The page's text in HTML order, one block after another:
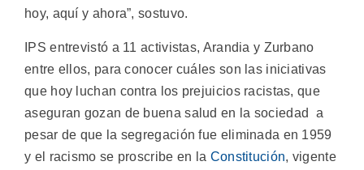
hoy, aquí y ahora”, sostuvo.
IPS entrevistó a 11 activistas, Arandia y Zurbano
entre ellos, para conocer cuáles son las iniciativas
que hoy luchan contra los prejuicios racistas, que
aseguran gozan de buena salud en la sociedad a
pesar de que la segregación fue eliminada en 1959
y el racismo se proscribe en la Constitución, vigente